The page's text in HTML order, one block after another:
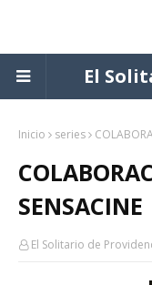
El
Inicio series
SENSACINE
El Solitario de